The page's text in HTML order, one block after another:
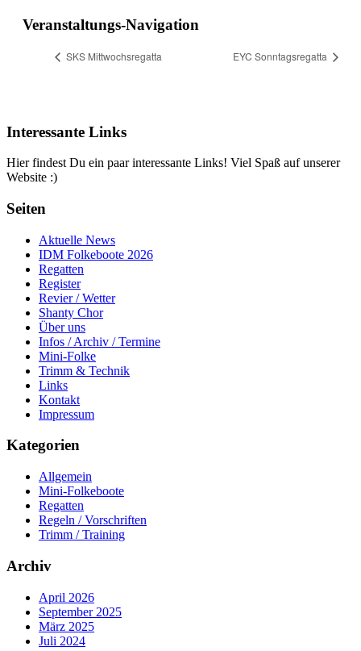
Veranstaltungs-Navigation
SKS Mittwochsregatta EYC Sonntagsregatta
Interessante Links
Hier findest Du ein paar interessante Links! Viel Spaß auf unserer
Website :)
Seiten
Aktuelle News
IDM Folkeboote 2026
Regatten
Register
Revier / Wetter
Shanty Chor
Über uns
Infos / Archiv / Termine
Mini-Folke
Trimm & Technik
Links
Kontakt
Impressum
Kategorien
Allgemein
Mini-Folkeboote
Regatten
Regeln / Vorschriften
Trimm / Training
Archiv
April 2026
September 2025
März 2025
Juli 2024